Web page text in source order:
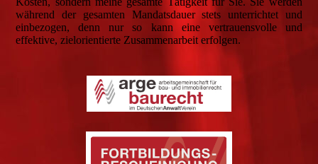
während der gesamten Mandatsdauer stets unterrichtet und
einbezogen, denn nur so kann eine vertrauensvolle und
effektive, zielorientierte Zusammenarbeit erfolgen.